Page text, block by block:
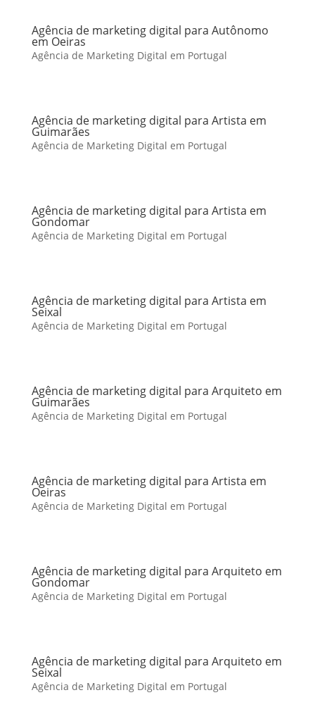
Agência de marketing digital para Autônomo
em Oeiras
Agência de Marketing Digital em Portugal
Agência de marketing digital para Artista em
Guimarães
Agência de Marketing Digital em Portugal
Agência de marketing digital para Artista em
Gondomar
Agência de Marketing Digital em Portugal
Agência de marketing digital para Artista em
Seixal
Agência de Marketing Digital em Portugal
Agência de marketing digital para Arquiteto em
Guimarães
Agência de Marketing Digital em Portugal
Agência de marketing digital para Artista em
Oeiras
Agência de Marketing Digital em Portugal
Agência de marketing digital para Arquiteto em
Gondomar
Agência de Marketing Digital em Portugal
Agência de marketing digital para Arquiteto em
Seixal
Agência de Marketing Digital em Portugal